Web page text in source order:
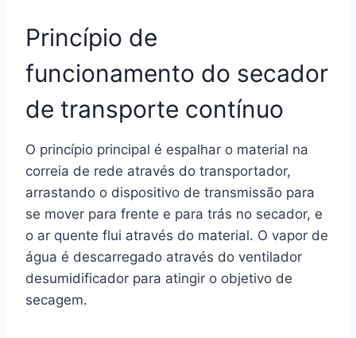
Princípio de
funcionamento do secador
de transporte contínuo
O princípio principal é espalhar o material na
correia de rede através do transportador,
arrastando o dispositivo de transmissão para
se mover para frente e para trás no secador, e
o ar quente flui através do material. O vapor de
água é descarregado através do ventilador
desumidificador para atingir o objetivo de
secagem.